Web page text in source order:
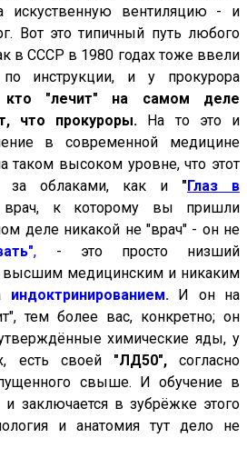
искуственную вентиляцию - и
Вот это типичный путь любого
в СССР в 1980 годах тоже ввели
инструкции, и у прокурора
кто "лечит" на самом деле
что прокуроры.
На то это и
в современной медицине
таком высоком уровне, что этот
за облаками, как и " Глаз в
к которому вы пришли
деле никакой не "врач" - он не
, - это просто низший
высшим медицинским и никаким
индоктринированием.И он на
тем более вас, конкретно; он
химические яды, у
есть своей "ЛД50",согласно
свыше. И обучение в
и заключается в зубрёжке этого
и анатомия тут дело не